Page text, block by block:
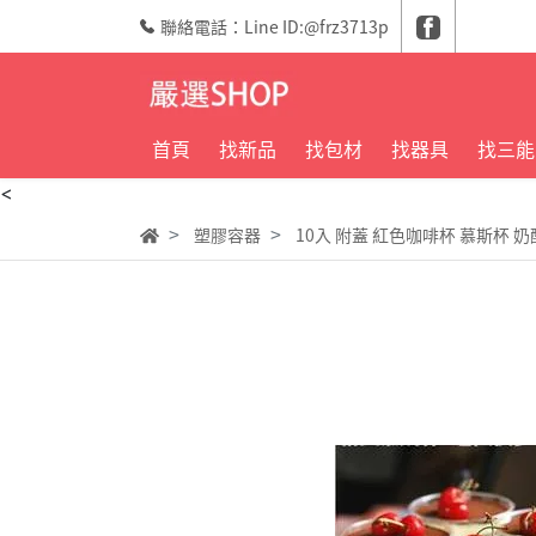
<
聯絡電話：Line ID:@frz3713p
首頁 找新品 找包材 找器具 找三能
塑膠容器 10入 附蓋 紅色咖啡杯 慕斯杯